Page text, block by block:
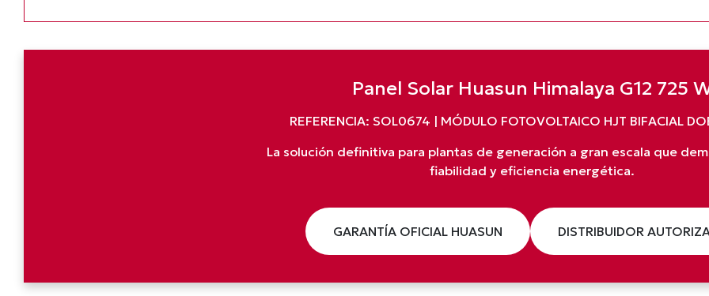
Panel Solar Huasun Himalaya G12 725
REFERENCIA: SOL0674 | MÓDULO FOTOVOLTAICO HJT BIFACIAL
La solución definitiva para plantas de generación a gran escala que
fiabilidad y eficiencia energética.
GARANTÍA OFICIAL HUASUN DISTRIBUIDOR